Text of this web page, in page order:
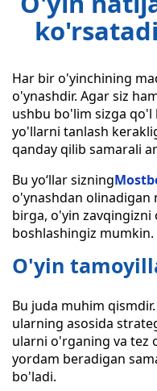
Har bir o'yinchining
o'ynashdir. Agar siz
ushbu bo'lim sizga qo'l
yo'llarni tanlash
qanday qilib samarali
Bu yo‘llar sizning
o'ynashdan olinadigan
birga, o'yin
boshlashingiz mumkin.
O'yin
Bu juda muhim
ularning asosida
ularni o'rganing va tez
yordam beradigan
bo'ladi.